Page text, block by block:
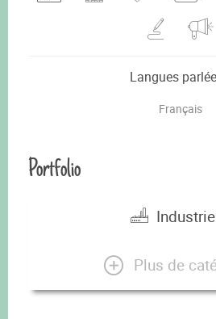
Langues
Français
Portfolio
Plus de